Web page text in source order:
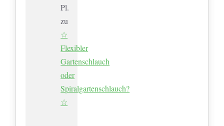
Pl.
zu
☆
Flexibler
Gartenschlauch
oder
Spiralgartenschlauch?
☆